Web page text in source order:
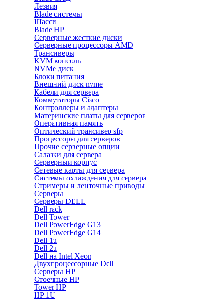
Лезвия
Blade системы
Шасси
Blade HP
Серверные жесткие диски
Серверные процессоры AMD
Трансиверы
KVM консоль
NVMe диск
Блоки питания
Внешний диск nvme
Кабели для сервера
Коммутаторы Cisco
Контроллеры и адаптеры
Материнские платы для серверов
Оперативная память
Оптический трансивер sfp
Процессоры для серверов
Прочие серверные опции
Салазки для сервера
Серверный корпус
Сетевые карты для сервера
Системы охлаждения для сервера
Стримеры и ленточные приводы
Серверы
Серверы DELL
Dell rack
Dell Tower
Dell PowerEdge G13
Dell PowerEdge G14
Dell 1u
Dell 2u
Dell на Intel Xeon
Двухпроцессорные Dell
Серверы HP
Стоечные HP
Tower HP
HP 1U